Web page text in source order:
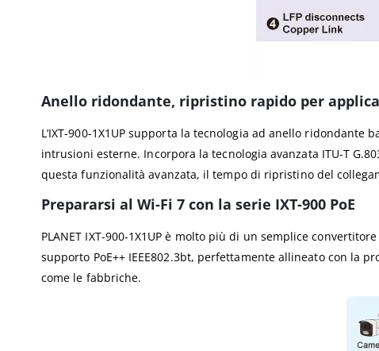
Anello ridondante, ripristino rapido per
L’IXT-900-1X1UP supporta la tecnologia ad anello
intrusioni esterne. Incorpora la tecnologia avanzata ITU-T
questa funzionalità avanzata, il tempo di ripristino del
Prepararsi al Wi-Fi 7 con la serie IXT-900 PoE
PLANET IXT-900-1X1UP è molto più di un semplice
supporto PoE++ IEEE802.3bt, perfettamente allineato con la
come le fabbriche.